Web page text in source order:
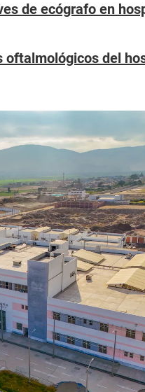
de ecógrafo en
oftalmológicos del